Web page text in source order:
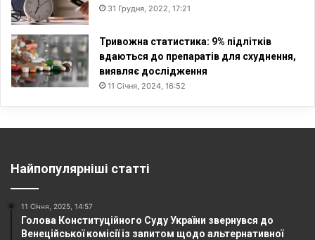
31 Грудня, 2022, 17:21
Тривожна статистика: 9% підлітків
вдаються до препаратів для схуднення,
виявляє дослідження
11 Січня, 2024, 16:52
Найпопулярніші статті
11 Січня, 2025, 14:57
Голова Конституційного Суду України звернувся до
Венеційської комісії із запитом щодо альтернативної